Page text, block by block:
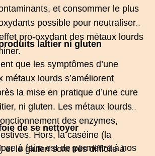
et consommer le plus
possible pour neutraliser
pro-oxydant des métaux lourds
laitier ni gluten
que les symptômes d’une
métaux lourds s’améliorent
la mise en pratique d’une cure
ni gluten. Les métaux lourds
des enzymes,
Hors, la caséine (la
et le gluten sont très difficile à
de se nettoyer
à faire est de permettre à nos